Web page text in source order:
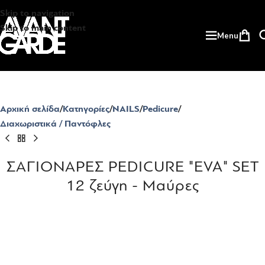
Skip to navigation
Skip to main content
Menu
Αρχική σελίδα Κατηγορίες NAILS Pedicure
Διαχωριστικά / Παντόφλες
ΣΑΓΙΟΝΑΡΕΣ PEDICURE "EVA" SET
12 ζεύγη - Μαύρες